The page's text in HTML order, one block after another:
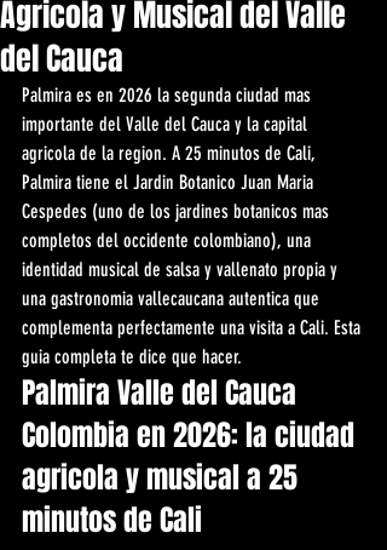
Agricola y Musical del Valle
del Cauca
Palmira es en 2026 la segunda ciudad mas
importante del Valle del Cauca y la capital
agricola de la region. A 25 minutos de Cali,
Palmira tiene el Jardin Botanico Juan Maria
Cespedes (uno de los jardines botanicos mas
completos del occidente colombiano), una
identidad musical de salsa y vallenato propia y
una gastronomia vallecaucana autentica que
complementa perfectamente una visita a Cali. Esta
guia completa te dice que hacer.
Palmira Valle del Cauca
Colombia en 2026: la ciudad
agricola y musical a 25
minutos de Cali